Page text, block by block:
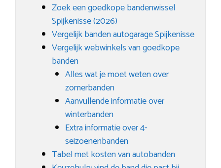
Zoek een goedkope bandenwissel
Spijkenisse (2026)
Vergelijk banden autogarage Spijkenisse
Vergelijk webwinkels van goedkope
banden
Alles wat je moet weten over
zomerbanden
Aanvullende informatie over
winterbanden
Extra informatie over 4-
seizoenenbanden
Tabel met kosten van autobanden